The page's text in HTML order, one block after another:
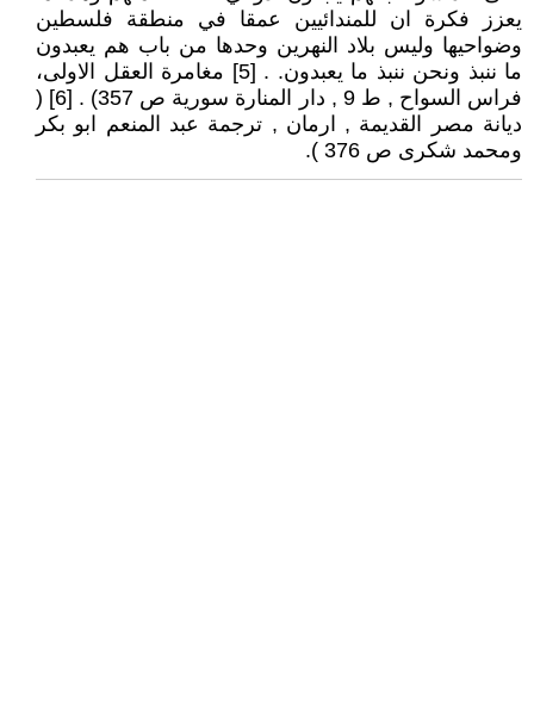
يعزز فكرة ان للمندائيين عمقا في منطقة فلسطين
وضواحيها وليس بلاد النهرين وحدها من باب هم يعبدون
ما ننبذ ونحن ننبذ ما يعبدون. . [5] مغامرة العقل الاولى،
فراس السواح , ط 9 , دار المنارة سورية ص 357) . [6] (
ديانة مصر القديمة , ارمان , ترجمة عبد المنعم ابو بكر
ومحمد شكرى ص 376 ).